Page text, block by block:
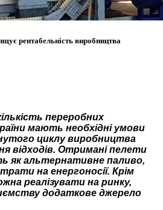
рентабельність виробництва
переробних
мають необхідні умови
циклу виробництва
відходів. Отримані пелети
як альтернативне паливо,
на енергоносії. Крім
реалізувати на ринку,
додаткове джерело